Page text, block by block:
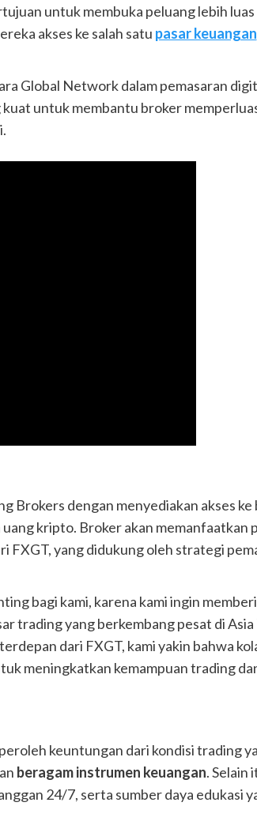
untuk membuka peluang lebih
akses ke salah satu pasar keuangan
Global Network dalam pemasaran
untuk membantu broker
Brokers dengan menyediakan akses
kripto. Broker akan
FXGT, yang didukung oleh strategi
bagi kami, karena kami ingin
trading yang berkembang pesat di Asia
dari FXGT, kami yakin bahwa
meningkatkan kemampuan trading
keuntungan dari kondisi trading
beragam instrumen keuangan. Selain
24/7, serta sumber daya edukasi